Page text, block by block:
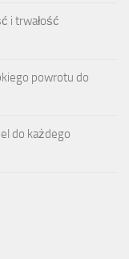
i trwałość
powrotu do
do każdego